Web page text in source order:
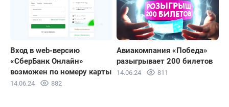
Вход в web-версию
«СберБанк Онлайн»
возможен по номеру карты
14.06.24 882
Авиакомпания «Победа»
разыгрывает 200 билетов
14.06.24 811